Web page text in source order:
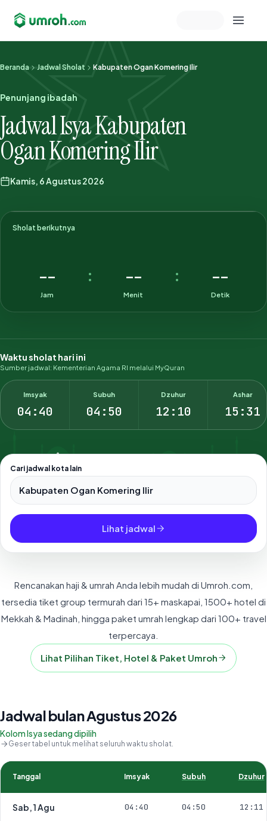
Memeriksa sesi akun
Beranda Jadwal Sholat Kabupaten Ogan Komering Ilir
Penunjang ibadah
Jadwal Isya Kabupaten
Ogan Komering Ilir
Kamis, 6 Agustus 2026
Sholat berikutnya
--
Jam
: --
Menit
: --
Detik
Waktu sholat hari ini
Sumber jadwal: Kementerian Agama RI melalui MyQuran
Imsyak
04:40
Subuh
04:50
Dzuhur
12:10
Ashar
15:31
Cari jadwal kota lain
Pilih salah satu dari 500+ kota dan kabupaten di Indonesia.
Lihat jadwal
Rencanakan haji & umrah Anda lebih mudah di Umroh.com,
tersedia tiket group termurah dari 15+ maskapai, 1500+ hotel di
Mekkah & Madinah, hingga paket umrah lengkap dari 100+ travel
terpercaya.
Lihat Pilihan Tiket, Hotel & Paket Umroh
Jadwal bulan Agustus 2026
Kolom Isya sedang dipilih
Geser tabel untuk melihat seluruh waktu sholat.
Tanggal Imsyak Subuh Dzuhur
Sab, 1 Agu 04:40 04:50 12:11